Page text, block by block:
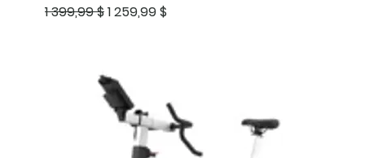
Prix original
1 399,99 $Prix promotionnel
1 259,99 $